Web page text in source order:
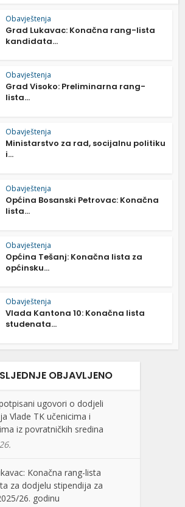
Obavještenja
Grad Lukavac: Konačna rang-lista
kandidata...
Obavještenja
Grad Visoko: Preliminarna rang-
lista...
Obavještenja
Ministarstvo za rad, socijalnu politiku
i...
Obavještenja
Općina Bosanski Petrovac: Konačna
lista...
Obavještenja
Općina Tešanj: Konačna lista za
općinsku...
Obavještenja
Vlada Kantona 10: Konačna lista
studenata...
OBJAVLJENO
ugovori o dodjeli
Vlade TK učenicima i
iz povratničkih sredina
Konačna rang-lista
za dodjelu stipendija za
26. godinu